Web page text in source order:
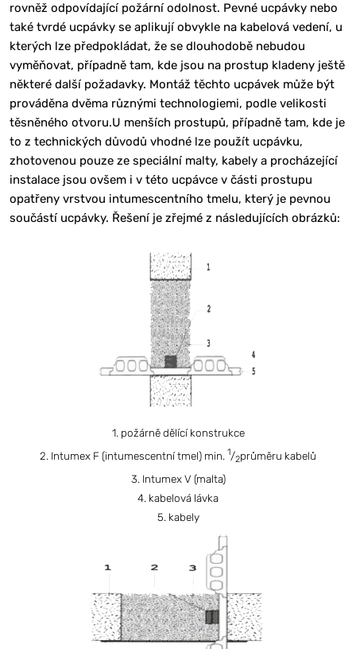
rovněž odpovídající požární odolnost. Pevné ucpávky nebo
také tvrdé ucpávky se aplikují obvykle na kabelová vedení, u
kterých lze předpokládat, že se dlouhodobě nebudou
vyměňovat, případně tam, kde jsou na prostup kladeny ještě
některé další požadavky. Montáž těchto ucpávek může být
prováděna dvěma různými technologiemi, podle velikosti
těsněného otvoru.U menších prostupů, případně tam, kde je
to z technických důvodů vhodné lze použít ucpávku,
zhotovenou pouze ze speciální malty, kabely a procházející
instalace jsou ovšem i v této ucpávce v části prostupu
opatřeny vrstvou intumescentního tmelu, který je pevnou
součástí ucpávky. Řešení je zřejmé z následujících obrázků:
1. požárně dělící konstrukce
2. Intumex F (intumescentní tmel) min. 1/2průměru kabelů
3. Intumex V (malta)
4. kabelová lávka
5. kabely